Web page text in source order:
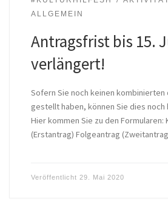
ALLGEMEIN
Antragsfrist bis 15.
verlängert!
Sofern Sie noch keinen
gestellt haben, können Sie dies noch
Hier kommen Sie zu den
(Erstantrag) Folgeantrag
Veröffentlicht 29. Mai 2020